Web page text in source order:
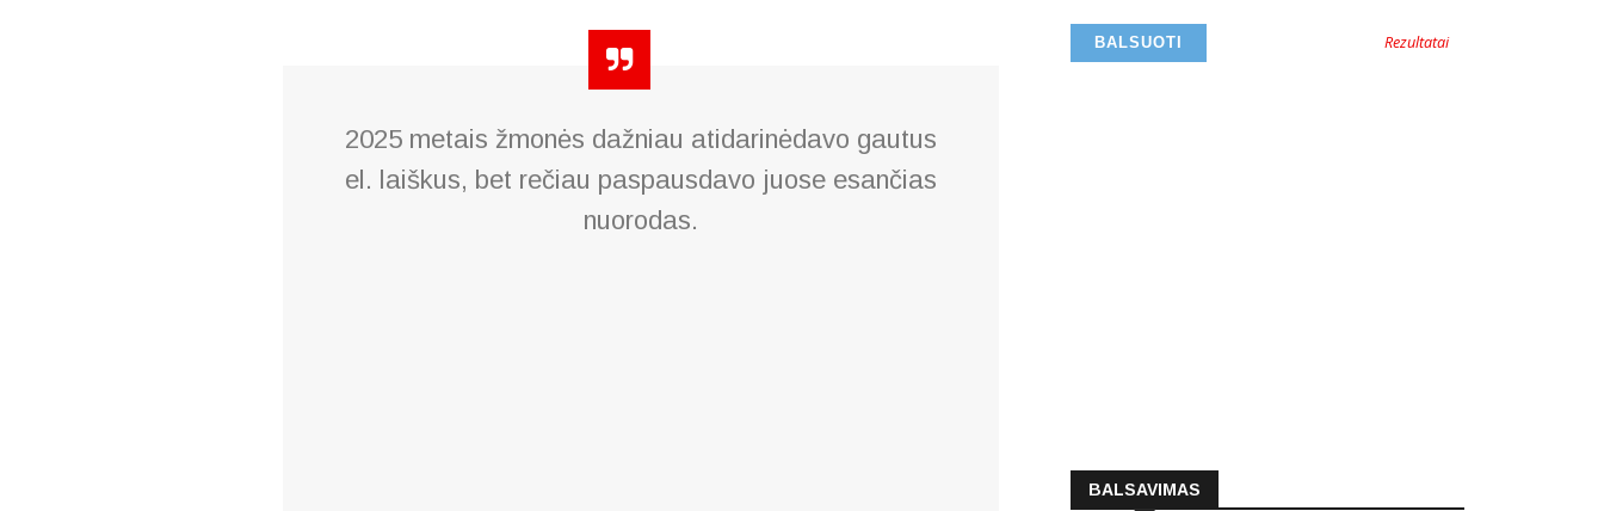
2025 metais žmonės dažniau atidarinėdavo gautus
el. laiškus, bet rečiau paspausdavo juose esančias
nuorodas.
Rezultatai
BALSAVIMAS